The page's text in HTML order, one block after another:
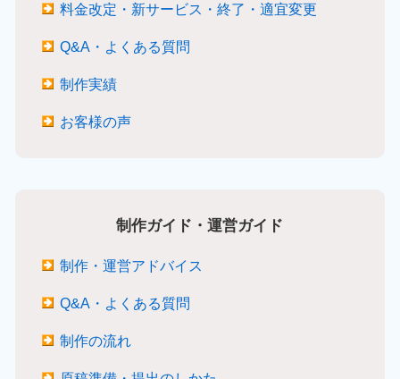
料金改定・新サービス・終了・適宜変更
Q&A・よくある質問
制作実績
お客様の声
制作ガイド・運営ガイド
制作・運営アドバイス
Q&A・よくある質問
制作の流れ